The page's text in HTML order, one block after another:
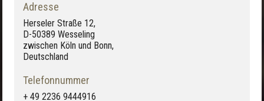
Adresse
Herseler Straße 12,
D-50389 Wesseling
zwischen Köln und Bonn,
Deutschland
Telefonnummer
+ 49 2236 9444916